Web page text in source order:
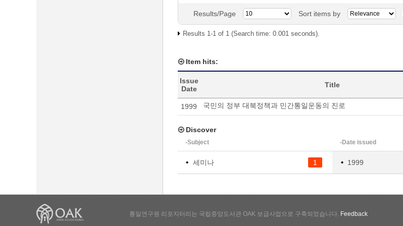
Results/Page Sort items by
Results 1-1 of 1 (Search time: 0.001 seconds).
Item hits:
Issue
Date
Title
1999 국민의 정부 대북정책과 민간통일운동의 진로
Discover
-Subject
1
세미나
-Date issued
1999
통일연구원 리포지터리는 국립중앙도서관 OAK 보급사업으로 구축되었습니다. Feedback